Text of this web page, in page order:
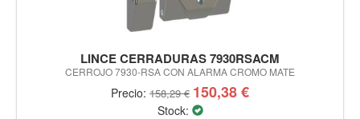
LINCE CERRADURAS 7930RSACM
CERROJO 7930-RSA CON ALARMA CROMO MATE
Precio: 158,29 € 150,38 €
Stock: